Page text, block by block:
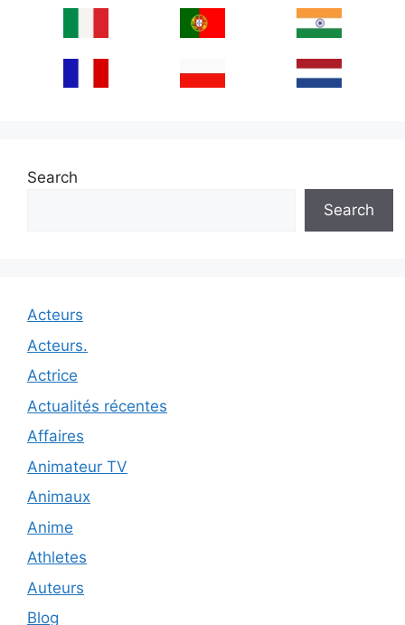
Search
Search
Acteurs
Acteurs.
Actrice
Actualités récentes
Affaires
Animateur TV
Animaux
Anime
Athletes
Auteurs
Blog